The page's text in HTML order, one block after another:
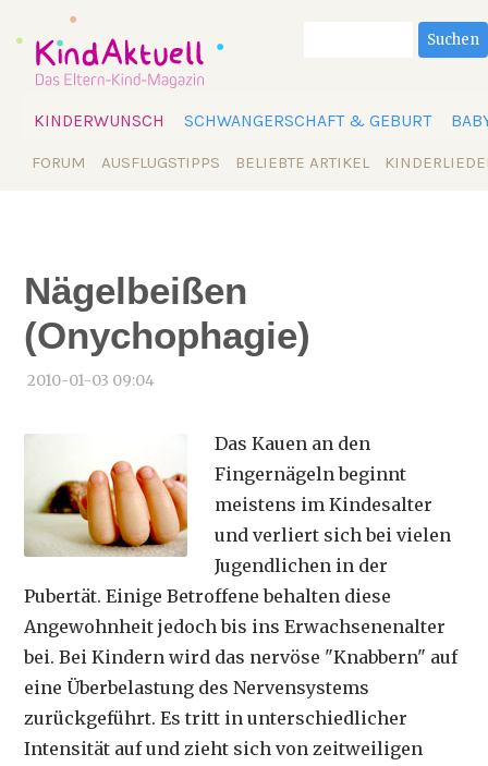
überspringen
KINDERWUNSCH SCHWANGERSCHAFT & GEBURT
Navigation
FORUM AUSFLUGSTIPPS BELIEBTE ARTIKEL
Suchen
Nägelbeißen
(Onychophagie)
2010-01-03 09:04
Das Kauen an den
Fingernägeln beginnt
meistens im Kindesalter
und verliert sich bei vielen
Jugendlichen in der
Pubertät. Einige Betroffene behalten diese
Angewohnheit jedoch bis ins Erwachsenenalter
bei. Bei Kindern wird das nervöse "Knabbern" auf
eine Überbelastung des Nervensystems
zurückgeführt. Es tritt in unterschiedlicher
Intensität auf und zieht sich von zeitweiligen